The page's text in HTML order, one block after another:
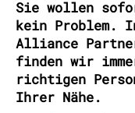
Sie wollen
kein Problem.
Alliance
finden wir
richtigen
Ihrer Nähe.